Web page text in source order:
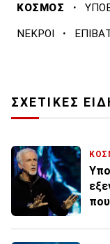
ΚΟΣΜΟΣ ·
ΝΕΚΡΟΙ ·
ΣΧΕΤΙΚΕΣ